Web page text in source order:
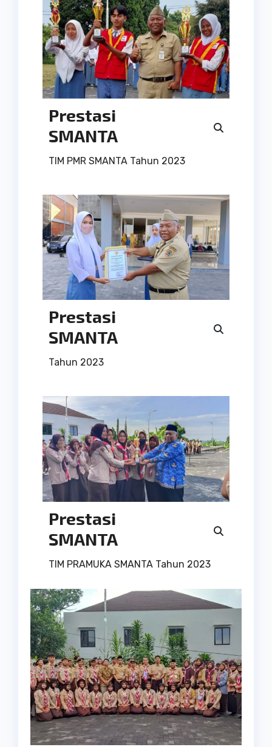
Prestasi
SMANTA
TIM PMR SMANTA Tahun 2023
Prestasi
SMANTA
Tahun 2023
Prestasi
SMANTA
TIM PRAMUKA SMANTA Tahun 2023